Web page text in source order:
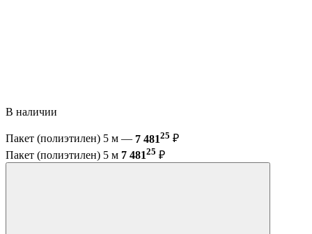
В наличии
Пакет (полиэтилен) 5 м — 7 48125 ₽
Пакет (полиэтилен) 5 м 7 48125 ₽